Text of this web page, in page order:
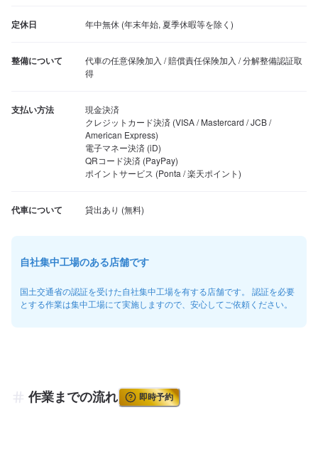
定休日 年中無休 (年末年始, 夏季休暇等を除く)
整備について
代車の任意保険加入 / 賠償責任保険加入 / 分解整備認証取
得
支払い方法
現金決済
クレジットカード決済 (VISA / Mastercard / JCB /
American Express)
電子マネー決済 (iD)
QRコード決済 (PayPay)
ポイントサービス (Ponta / 楽天ポイント)
代車について
自社集中工場のある店舗です
国土交通省の認証を受けた自社集中工場を有する店舗です。 認証を必要
とする作業は集中工場にて実施しますので、安心してご依頼ください。
作業までの流れ 即時予約